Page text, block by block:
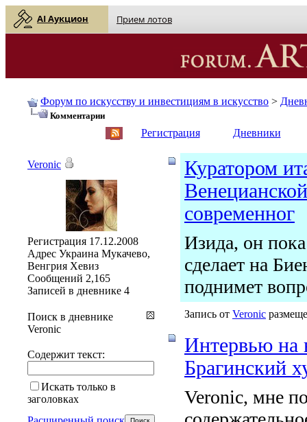
AI Аукцион Прием лотов
Форум по искусству и инвестициям в искусство >
Комментарии
Регистрация Дневники
Куратором
современног
Изида, он
сделает на
поднимет
Запись от Veronic
Интервью на
Брагинский
Veronic, мне
Veronic
Регистрация 17.12.2008
Адрес Украина Мукачево,
Венгрия Хевиз
Сообщений 2,165
Записей в дневнике 4
Поиск в дневнике
Veronic
Содержит текст:
Искать только в
заголовках